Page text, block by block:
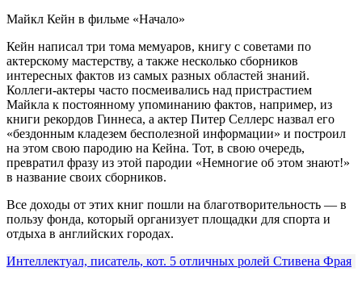
Майкл Кейн в фильме «Начало»
Кейн написал три тома мемуаров, книгу с советами по
актерскому мастерству, а также несколько сборников
интересных фактов из самых разных областей знаний.
Коллеги-актеры часто посмеивались над пристрастием
Майкла к постоянному упоминанию фактов, например, из
книги рекордов Гиннеса, а актер Питер Селлерс назвал его
«бездонным кладезем бесполезной информации» и построил
на этом свою пародию на Кейна. Тот, в свою очередь,
превратил фразу из этой пародии «Немногие об этом знают!»
в название своих сборников.
Все доходы от этих книг пошли на благотворительность — в
пользу фонда, который организует площадки для спорта и
отдыха в английских городах.
Интеллектуал, писатель, кот. 5 отличных ролей Стивена Фрая